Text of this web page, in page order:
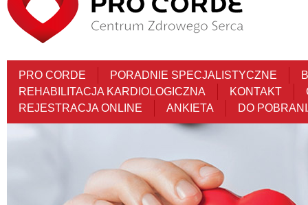
PRO CORDE PORADNIE SPECJALISTYCZNE
REHABILITACJA KARDIOLOGICZNA
KONTAKT
REJESTRACJA ONLINE
ANKIETA DO